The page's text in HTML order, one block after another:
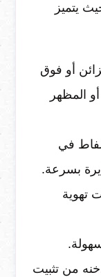
يتميز
أو فوق
المظهر
في
بسرعة.
تهوية
من تثبيت